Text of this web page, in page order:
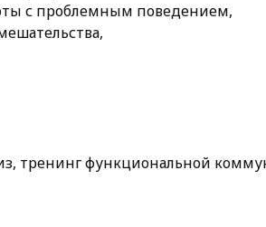
с проблемным поведением,
тренинг функциональной